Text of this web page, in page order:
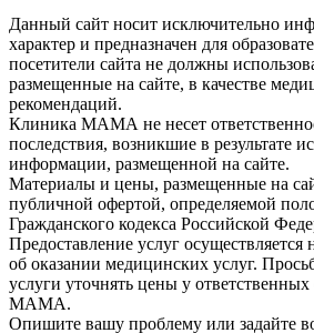
Данный сайт носит исключительно
характер и предназначен для
посетители сайта не должны
размещенные на сайте, в качестве
рекомендаций.
Клиника МАМА не несет
последствия, возникшие в результате
информации, размещенной на сайте.
Материалы и цены, размещенные на
публичной офертой, определяемой
Гражданского кодекса Российской
Предоставление услуг осуществляется
об оказании медицинских услуг.
услуги уточнять цены у
МАМА.
Опишите вашу проблему или задайте